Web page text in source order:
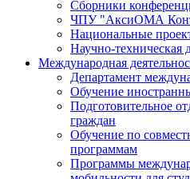
Сборники
ЧПУ "АксиОМА
Национальные
Научно-техническая
Международная
Департамент
Обучение
Подготовительное
граждан
Обучение по
программам
Программы